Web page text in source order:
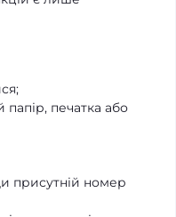
печатка або
присутній номер